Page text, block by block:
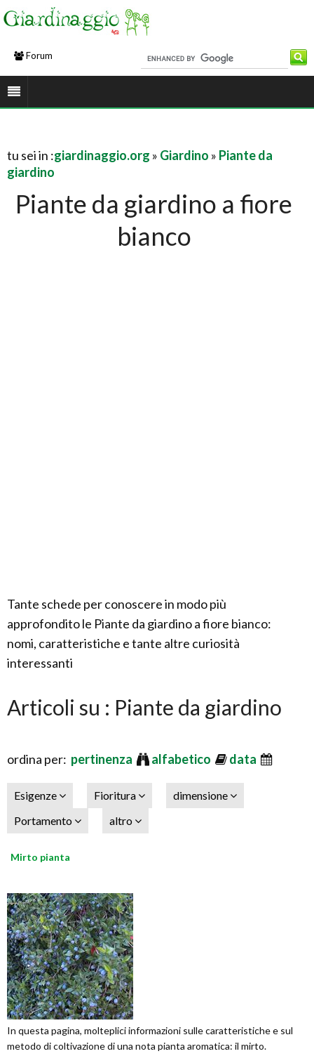
Forum
tu sei in :giardinaggio.org » Giardino » Piante da
giardino
Piante da giardino a fiore
bianco
Tante schede per conoscere in modo più
approfondito le Piante da giardino a fiore bianco:
nomi, caratteristiche e tante altre curiosità
interessanti
Articoli su : Piante da giardino
ordina per: pertinenza alfabetico data
Esigenze Fioritura
dimensione
Portamento
altro
Mirto pianta
In questa pagina, molteplici informazioni sulle caratteristiche e sul
metodo di coltivazione di una nota pianta aromatica: il mirto.